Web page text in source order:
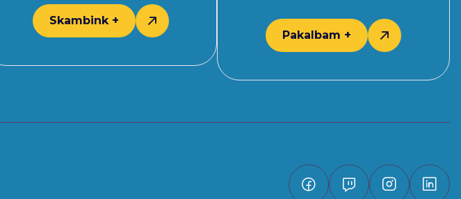
Skambink +
Pakalbam +